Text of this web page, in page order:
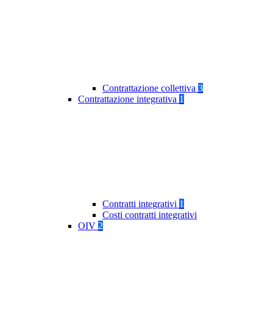
Contrattazione collettiva 3
Contrattazione integrativa 1
Contratti integrativi 1
Costi contratti integrativi
OIV 2